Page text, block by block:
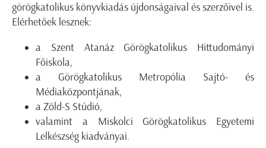
görögkatolikus könyvkiadás újdonságaival és szerzőivel is.
Elérhetőek lesznek:
a Szent Atanáz Görögkatolikus Hittudományi
Főiskola,
a Görögkatolikus Metropólia Sajtó- és
Médiaközpontjának,
a Zöld-S Stúdió,
valamint a Miskolci Görögkatolikus Egyetemi
Lelkészség kiadványai.